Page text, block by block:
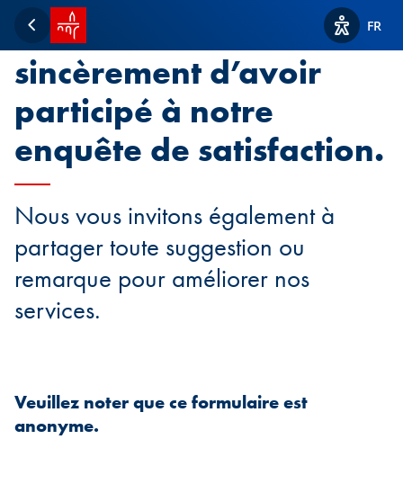
Retour
Accueil SPUERKEESS
Afficher
FR
Nous vous remercions
sincèrement d’avoir
participé à notre
enquête de satisfaction.
Nous vous invitons également à
partager toute suggestion ou
remarque pour améliorer nos
services.
Veuillez noter que ce formulaire est
anonyme.